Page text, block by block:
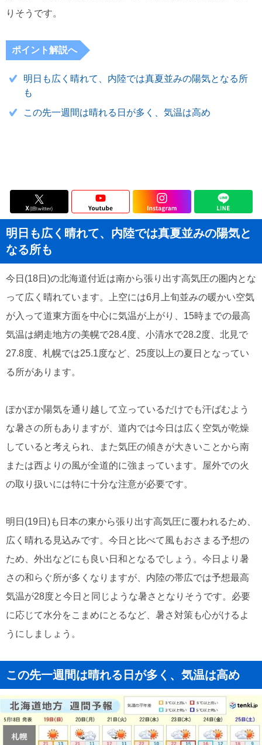
りそうです。
ポイント解説へ
明日も広く晴れて、内陸では真夏並みの陽気となる所
も
この先一週間は晴れる日が多く、気温は高め
明日も広く晴れて、内陸では真夏並みの陽気と
なる所も
今日(18日)の北海道付近は南から張り出す高気圧の圏内とな
って広く晴れています。上空には6月上旬並みの暖かい空気
が入って道東方面を中心に気温が上がり、15時までの最高
気温は網走地方の美幌で28.4度、小清水で28.2度、北見で
27.8度、札幌では25.1度など、25度以上の夏日となってい
る所があります。
ぽかぽか陽気を通り越して立っているだけでも汗ばむよう
な暑さの所もありますが、道内では今日は広く空気が乾燥
していると考えられ、また気圧の傾きが大きいことから南
または西よりの風が全道的に強まっています。屋外での火
の取り扱いには特に十分な注意が必要です。
明日(19日)も日本の東から張り出す高気圧に覆われるため、
広く晴れる見込みです。今日と比べて風もおさまる予想の
ため、外出などにも良い日和となるでしょう。今日より暑
さの和らぐ所が多くなりますが、内陸の帯広では予想最高
気温が28度と今日と同じような暑さとなりそうです。必要
に応じて水分をこまめにとるなど、暑さ対策も心がけるよ
うにしましょう。
この先一週間は晴れる日が多く、気温は高め